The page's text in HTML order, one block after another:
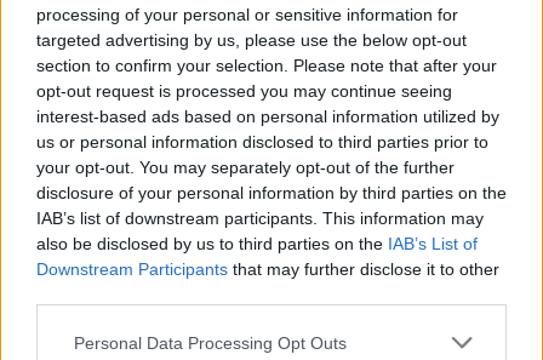
processing of your personal or sensitive information for
targeted advertising by us, please use the below opt-out
section to confirm your selection. Please note that after your
opt-out request is processed you may continue seeing
interest-based ads based on personal information utilized by
us or personal information disclosed to third parties prior to
your opt-out. You may separately opt-out of the further
disclosure of your personal information by third parties on the
IAB’s list of downstream participants. This information may
also be disclosed by us to third parties on the IAB’s List of
Downstream Participants that may further disclose it to other
Please note that this website/app uses one or more Google
Personal Data Processing Opt Outs